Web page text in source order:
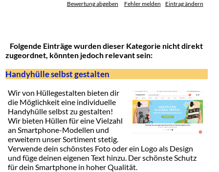
Bewertung abgeben Fehler melden Eintrag ändern
Folgende Einträge wurden dieser Kategorie nicht direkt
zugeordnet, könnten jedoch relevant sein:
Handyhülle selbst gestalten
Wir von Hüllegestalten bieten dir
die Möglichkeit eine individuelle
Handyhülle selbst zu gestalten!
Wir bieten Hüllen für eine Vielzahl
an Smartphone-Modellen und
erweitern unser Sortiment stetig.
Verwende dein schönstes Foto oder ein Logo als Design
und füge deinen eigenen Text hinzu. Der schönste Schutz
für dein Smartphone in hoher Qualität.